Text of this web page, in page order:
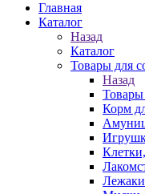
Главная
Каталог
Назад
Каталог
Товары для
Назад
Товары
Корм
Лежаки